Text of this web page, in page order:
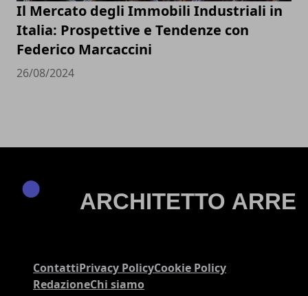
Il Mercato degli Immobili Industriali in
Italia: Prospettive e Tendenze con
Federico Marcaccini
26/08/2024
ContattiPrivacy PolicyCookie Policy
RedazioneChi siamo